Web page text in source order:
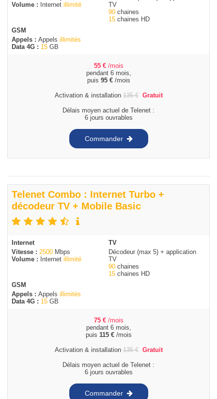
Volume :
Internet illimité
TV
90 chaines
15 chaines HD
GSM
Appels : Appels illimités
Data 4G : 15 GB
55 € /mois
pendant 6 mois,
puis 95 €/mois
Activation & installation135€ Gratuit
Délais moyen actuel de Telenet :
6 jours ouvrables
Commander
Telenet Combo : Internet Turbo +
décodeur TV + Mobile Basic
Internet
Vitesse : 2500 Mbps
Volume :
Internet illimité
TV
Décodeur (max 5) + application
TV
90 chaines
15 chaines HD
GSM
Appels : Appels illimités
Data 4G : 15 GB
75 € /mois
pendant 6 mois,
puis 115 €/mois
Activation & installation135€ Gratuit
Délais moyen actuel de Telenet :
6 jours ouvrables
Commander